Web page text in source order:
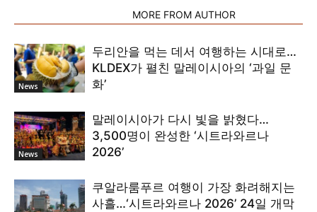
MORE FROM AUTHOR
News
두리안을 먹는 데서 여행하는 시대로…
KLDEX가 펼친 말레이시아의 ‘과일 문
화’
News
말레이시아가 다시 빛을 밝혔다…
3,500명이 완성한 ‘시트라와르나
2026’
쿠알라룸푸르 여행이 가장 화려해지는
사흘…‘시트라와르나 2026’ 24일 개막